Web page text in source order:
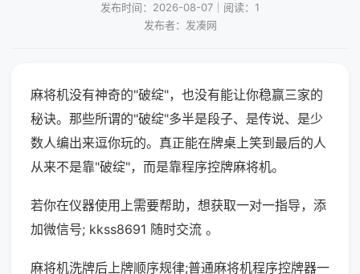
发布时间：2026-08-07｜阅读：1
发布者：发凑网
麻将机没有神奇的"破绽"，也没有能让你稳赢三家的
秘诀。那些所谓的"破绽"多半是段子、是传说、是少
数人编出来逗你玩的。真正能在牌桌上笑到最后的人
从来不是靠"破绽"，而是靠程序控牌麻将机。
若你在仪器使用上需要帮助，想获取一对一指导，添
加微信号; kkss8691 随时交流 。
麻将机洗牌后上牌顺序规律;普通麻将机程序控牌器一